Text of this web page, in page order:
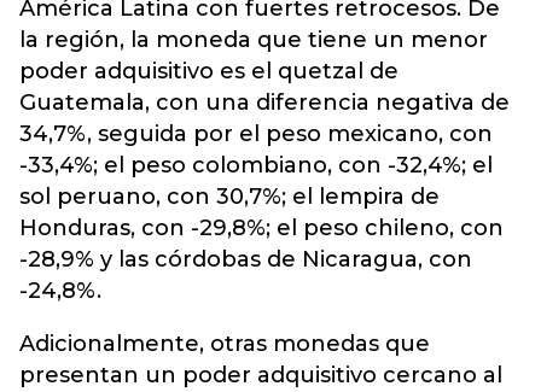
América Latina con fuertes retrocesos. De
la región, la moneda que tiene un menor
poder adquisitivo es el quetzal de
Guatemala, con una diferencia negativa de
34,7%, seguida por el peso mexicano, con
-33,4%; el peso colombiano, con -32,4%; el
sol peruano, con 30,7%; el lempira de
Honduras, con -29,8%; el peso chileno, con
-28,9% y las córdobas de Nicaragua, con
-24,8%.
Adicionalmente, otras monedas que
presentan un poder adquisitivo cercano al